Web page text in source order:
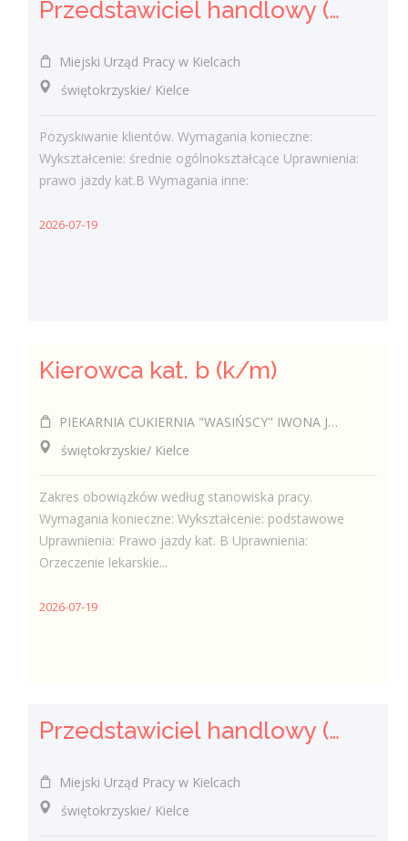
Przedstawiciel handlowy (k/m)
Miejski Urząd Pracy w Kielcach
świętokrzyskie/ Kielce
Pozyskiwanie klientów. Wymagania konieczne:
Wykształcenie: średnie ogólnokształcące Uprawnienia:
prawo jazdy kat.B Wymagania inne:
2026-07-19
Kierowca kat. b (k/m)
PIEKARNIA CUKIERNIA "WASIŃSCY" IWONA JANUSEK
świętokrzyskie/ Kielce
Zakres obowiązków według stanowiska pracy.
Wymagania konieczne: Wykształcenie: podstawowe
Uprawnienia: Prawo jazdy kat. B Uprawnienia:
Orzeczenie lekarskie...
2026-07-19
Przedstawiciel handlowy (k/m)
Miejski Urząd Pracy w Kielcach
świętokrzyskie/ Kielce